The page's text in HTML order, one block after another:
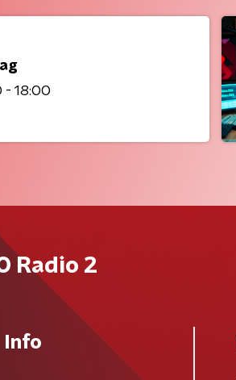
- 18:00
Radio 2
Info